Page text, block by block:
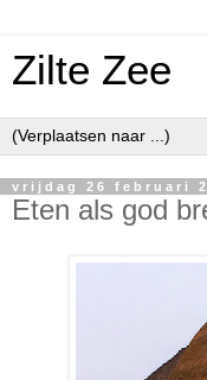
Zilte Zee
vrijdag 26 februari
Eten als god